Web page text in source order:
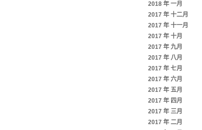
2018 年 一月
2017 年 十二月
2017 年 十一月
2017 年 十月
2017 年 九月
2017 年 八月
2017 年 七月
2017 年 六月
2017 年 五月
2017 年 四月
2017 年 三月
2017 年 二月